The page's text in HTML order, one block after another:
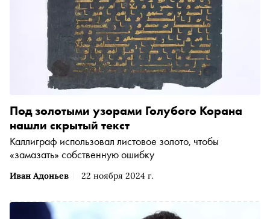
Иван Адоньев 22 ноября 2024 г.
Под золотыми узорами Голубого Корана
нашли скрытый текст
Каллиграф использовал листовое золото, чтобы
«замазать» собственную ошибку